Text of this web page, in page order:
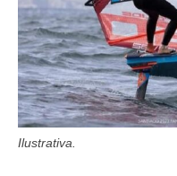
Ilustrativa.